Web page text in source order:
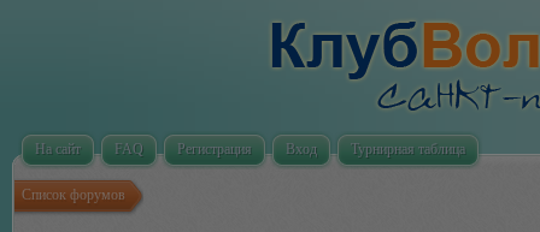
На сайт FAQ Регистрация Вход Турнирная таблица
Список форумов